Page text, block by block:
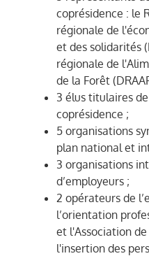
coprésidence : le
régionale de
et des solidarités
régionale de
de la Forêt
3 élus titulaires
coprésidence ;
5 organisations
plan national et
3 organisations
d’employeurs ;
2 opérateurs de
l’orientation
et l'Association
l'insertion des